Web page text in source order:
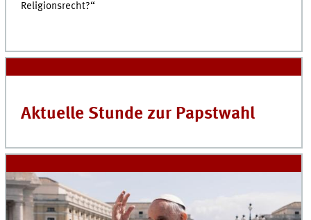
Religionsrecht?“
Aktuelle Stunde zur Papstwahl